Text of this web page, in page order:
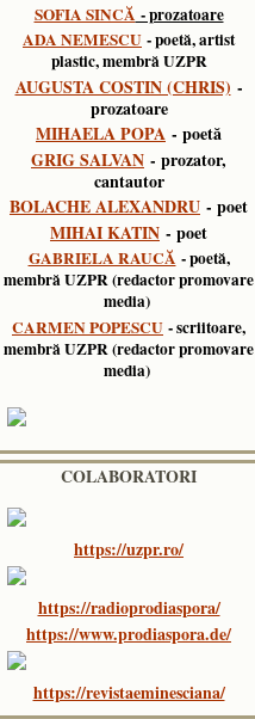
SOFIA SINCĂ - prozatoare
ADA NEMESCU - poetă, artist
plastic, membră UZPR
AUGUSTA COSTIN (CHRIS) -
prozatoare
MIHAELA POPA - poetă
GRIG SALVAN - prozator,
cantautor
BOLACHE ALEXANDRU - poet
MIHAI KATIN - poet
GABRIELA RAUCĂ - poetă,
membră UZPR (redactor promovare
media)
CARMEN POPESCU - scriitoare,
membră UZPR (redactor promovare
media)
COLABORATORI
https://uzpr.ro/
https://radioprodiaspora/
https://www.prodiaspora.de/
https://revistaeminesciana/